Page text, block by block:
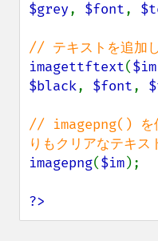
$grey, $font,
imagettftext($im
$black, $font,
// imagepng() を
imagepng($im);
?>